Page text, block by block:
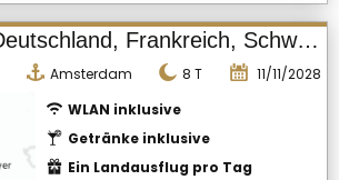
Niederlande, Deutschland, Frankreich, Schweiz
Amsterdam 8 T
11/11/2028
WLAN inklusive
Getränke inklusive
Ein Landausflug pro Tag